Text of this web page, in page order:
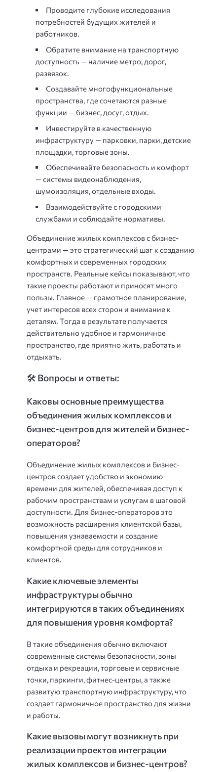
Проводите глубокие исследования
потребностей будущих жителей и
работников.
Обратите внимание на транспортную
доступность — наличие метро, дорог,
развязок.
Создавайте многофункциональные
пространства, где сочетаются разные
функции — бизнес, досуг, отдых.
Инвестируйте в качественную
инфраструктуру — парковки, парки, детские
площадки, торговые зоны.
Обеспечивайте безопасность и комфорт
— системы видеонаблюдения,
шумоизоляция, отдельные входы.
Взаимодействуйте с городскими
службами и соблюдайте нормативы.
Объединение жилых комплексов с бизнес-
центрами — это стратегический шаг к созданию
комфортных и современных городских
пространств. Реальные кейсы показывают, что
такие проекты работают и приносят много
пользы. Главное — грамотное планирование,
учет интересов всех сторон и внимание к
деталям. Тогда в результате получается
действительно удобное и гармоничное
пространство, где приятно жить, работать и
отдыхать.
🛠️ Вопросы и ответы:
Каковы основные преимущества
объединения жилых комплексов и
бизнес-центров для жителей и бизнес-
операторов?
Объединение жилых комплексов и бизнес-
центров создает удобство и экономию
времени для жителей, обеспечивая доступ к
рабочим пространствам и услугам в шаговой
доступности. Для бизнес-операторов это
возможность расширения клиентской базы,
повышения узнаваемости и создание
комфортной среды для сотрудников и
клиентов.
Какие ключевые элементы
инфраструктуры обычно
интегрируются в таких объединениях
для повышения уровня комфорта?
В такие объединения обычно включают
современные системы безопасности, зоны
отдыха и рекреации, торговые и сервисные
точки, паркинги, фитнес-центры, а также
развитую транспортную инфраструктуру, что
создает гармоничное пространство для жизни
и работы.
Какие вызовы могут возникнуть при
реализации проектов интеграции
жилых комплексов и бизнес-центров?